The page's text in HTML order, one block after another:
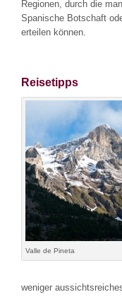
Regionen, durch die
Spanische Botschaft
erteilen können.
Reisetipps
Valle de Pineta
weniger